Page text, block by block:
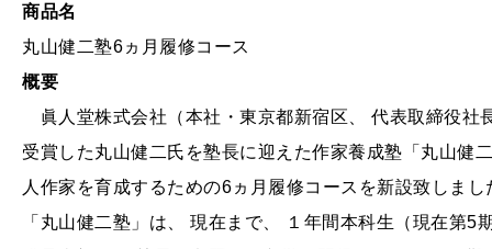
商品名
丸山健二塾6ヵ月履修コース
概要
眞人堂株式会社（本社・東京都新宿区、 代表取締役社
受賞した丸山健二氏を塾長に迎えた作家養成塾「丸山健
人作家を育成するための6ヵ月履修コースを新設致しまし
「丸山健二塾」は、 現在まで、 １年間本科生（現在第